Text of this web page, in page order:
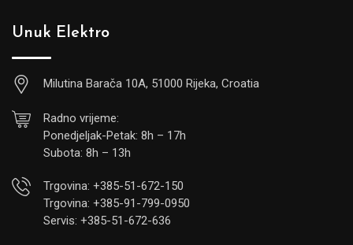
Unuk Elektro
Milutina Barača 10A, 51000 Rijeka, Croatia
Radno vrijeme:
Ponedjeljak-Petak: 8h – 17h
Subota: 8h – 13h
Trgovina: +385-51-672-150
Trgovina: +385-91-799-0950
Servis: +385-51-672-636